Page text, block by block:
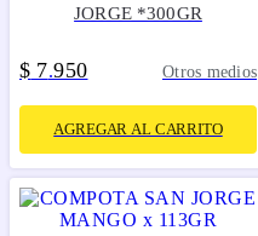
JORGE *300GR
$ 7.950 Otros medios
AGREGAR AL CARRITO